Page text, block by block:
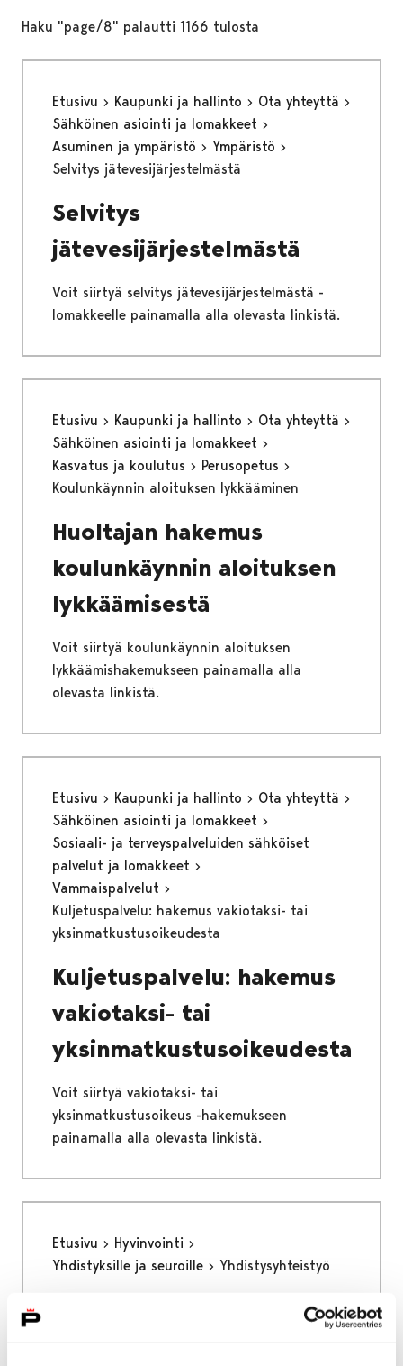
Haku "page/8" palautti 1166 tulosta
Etusivu Kaupunki ja hallinto
Ota yhteyttä
Sähköinen asiointi ja lomakkeet
Asuminen ja ympäristö
Ympäristö
Selvitys jätevesijärjestelmästä
Selvitys
jätevesijärjestelmästä
Voit siirtyä selvitys jätevesijärjestelmästä -
lomakkeelle painamalla alla olevasta linkistä.
Etusivu Kaupunki ja hallinto
Ota yhteyttä
Sähköinen asiointi ja lomakkeet
Kasvatus ja koulutus
Perusopetus
Koulunkäynnin aloituksen lykkääminen
Huoltajan hakemus
koulunkäynnin aloituksen
lykkäämisestä
Voit siirtyä koulunkäynnin aloituksen
lykkäämishakemukseen painamalla alla
olevasta linkistä.
Etusivu Kaupunki ja hallinto
Ota yhteyttä
Sähköinen asiointi ja lomakkeet
Sosiaali- ja terveyspalveluiden sähköiset
palvelut ja lomakkeet
Vammaispalvelut
Kuljetuspalvelu: hakemus vakiotaksi- tai
yksinmatkustusoikeudesta
Kuljetuspalvelu: hakemus
vakiotaksi- tai
yksinmatkustusoikeudesta
Voit siirtyä vakiotaksi- tai
yksinmatkustusoikeus -hakemukseen
painamalla alla olevasta linkistä.
Etusivu
Hyvinvointi
Yhdistyksille ja seuroille
Yhdistysyhteistyö